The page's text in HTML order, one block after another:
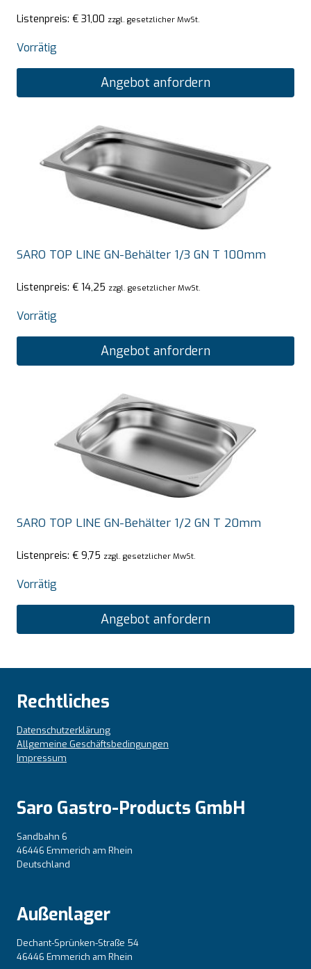
Listenpreis: € 31,00 zzgl. gesetzlicher MwSt.
Vorrätig
Angebot anfordern
SARO TOP LINE GN-Behälter 1/3 GN T 100mm
Listenpreis: € 14,25 zzgl. gesetzlicher MwSt.
Vorrätig
Angebot anfordern
SARO TOP LINE GN-Behälter 1/2 GN T 20mm
Listenpreis: € 9,75 zzgl. gesetzlicher MwSt.
Vorrätig
Angebot anfordern
Rechtliches
Datenschutzerklärung
Allgemeine Geschäftsbedingungen
Impressum
Saro Gastro-Products GmbH
Sandbahn 6
46446 Emmerich am Rhein
Deutschland
Außenlager
Dechant-Sprünken-Straße 54
46446 Emmerich am Rhein